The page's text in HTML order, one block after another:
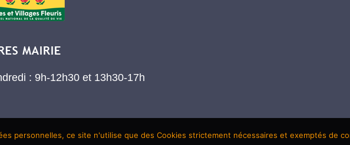
: 9h-12h30 et 13h30-17h
personnelles, ce site n'utilise que des Cookies strictement nécessaires et exemptés de